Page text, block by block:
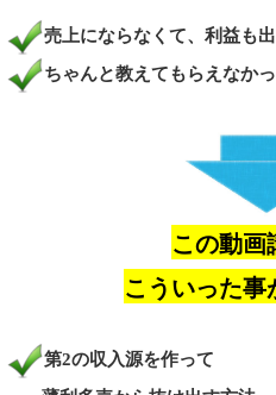
売上にならなくて、利益も
ちゃんと教えてもらえなか
この動画
こういった事
第2の収入源を作って